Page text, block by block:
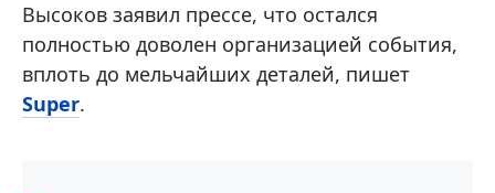
Высоков заявил прессе, что остался
полностью доволен организацией события,
вплоть до мельчайших деталей, пишет
Super.